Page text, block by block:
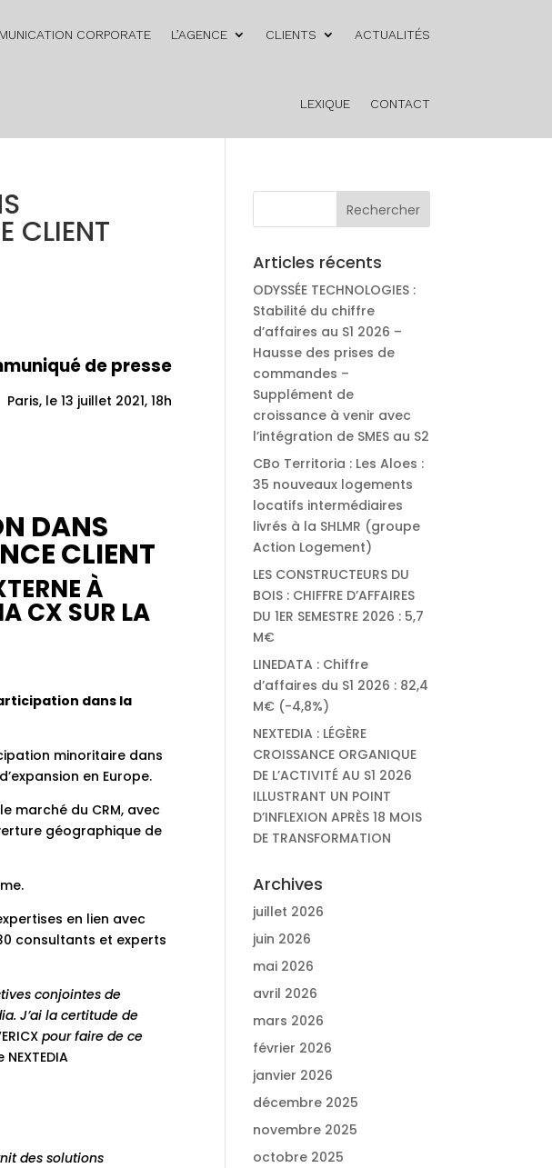
CORPORATE L’AGENCE CLIENTS ACTUALITÉS
LEXIQUE CONTACT
CLIENT
de presse
Paris, le 13 juillet 2021, 18h
DANS
CLIENT
À
CX SUR LA
dans la
minoritaire dans
en Europe.
marché du CRM, avec
géographique de
en lien avec
consultants et experts
conjointes de
J’ai la certitude de
pour faire de ce
des solutions
Articles récents
ODYSSÉE TECHNOLOGIES :
Stabilité du chiffre
d’affaires au S1 2026 –
Hausse des prises de
commandes –
Supplément de
croissance à venir avec
l’intégration de SMES au S2
CBo Territoria : Les Aloes :
35 nouveaux logements
locatifs intermédiaires
livrés à la SHLMR (groupe
Action Logement)
LES CONSTRUCTEURS DU
BOIS : CHIFFRE D’AFFAIRES
DU 1ER SEMESTRE 2026 : 5,7
M€
LINEDATA : Chiffre
d’affaires du S1 2026 : 82,4
M€ (-4,8%)
NEXTEDIA : LÉGÈRE
CROISSANCE ORGANIQUE
DE L’ACTIVITÉ AU S1 2026
ILLUSTRANT UN POINT
D’INFLEXION APRÈS 18 MOIS
DE TRANSFORMATION
Archives
juillet 2026
juin 2026
mai 2026
avril 2026
mars 2026
février 2026
janvier 2026
décembre 2025
novembre 2025
octobre 2025